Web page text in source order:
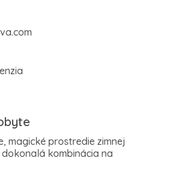
magické prostredie zimnej
kombinácia na